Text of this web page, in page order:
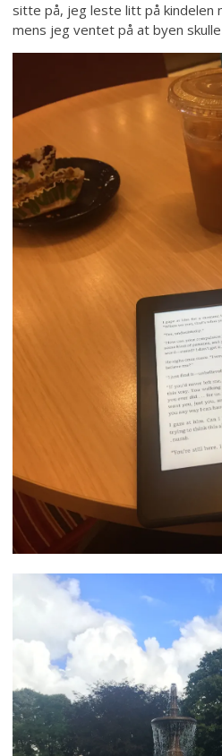
sitte på, jeg leste litt på kindelen
mens jeg ventet på at byen skulle